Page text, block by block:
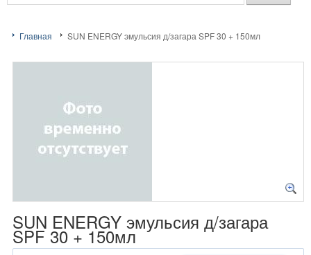
Главная SUN ENERGY эмульсия д/загара SPF 30 + 150мл
SUN ENERGY эмульсия д/загара
SPF 30 + 150мл